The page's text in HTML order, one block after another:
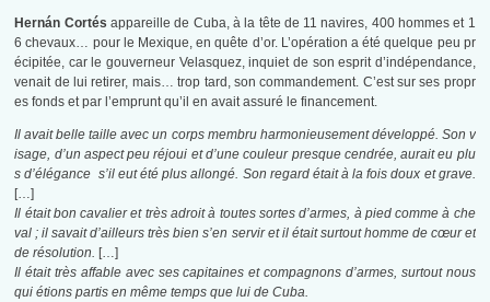
Hernán Cortés appareille de Cuba, à la tête de 11 navires, 400 hommes et 1
6 chevaux… pour le Mexique, en quête d’or. L’opération a été quelque peu pr
écipitée, car le gouverneur Velasquez, inquiet de son esprit d’indépendance,
venait de lui retirer, mais… trop tard, son commandement. C’est sur ses propr
es fonds et par l’emprunt qu’il en avait assuré le financement.
Il avait belle taille avec un corps membru harmonieusement développé. Son v
isage, d’un aspect peu réjoui et d’une couleur presque cendrée, aurait eu plu
s d’élégance s’il eut été plus allongé. Son regard était à la fois doux et grave.
[…]
Il était bon cavalier et très adroit à toutes sortes d’armes, à pied comme à che
val ; il savait d’ailleurs très bien s’en servir et il était surtout homme de cœur et
de résolution. […]
Il était très affable avec ses capitaines et compagnons d’armes, surtout nous
qui étions partis en même temps que lui de Cuba.